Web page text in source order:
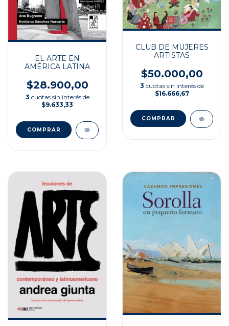
EL ARTE EN
AMÉRICA LATINA
$28.900,00
3 cuotas sin interés de
$9.633,33
CLUB DE MUJERES
ARTISTAS
$50.000,00
3 cuotas sin interés de
$16.666,67